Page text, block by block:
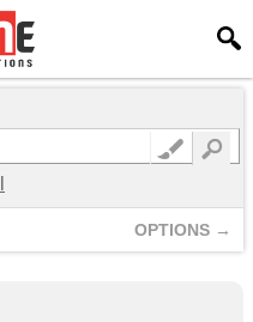
OPTIONS →